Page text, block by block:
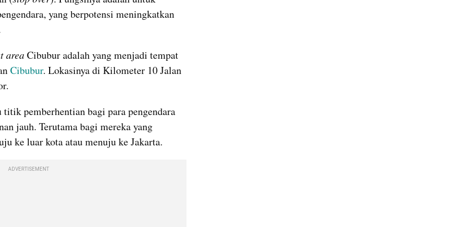
yang berpotensi meningkatkan
area Cibubur adalah yang menjadi tempat
Cibubur. Lokasinya di Kilometer 10 Jalan
pemberhentian bagi para pengendara
jauh. Terutama bagi mereka yang
ke luar kota atau menuju ke Jakarta.
ADVERTISEMENT